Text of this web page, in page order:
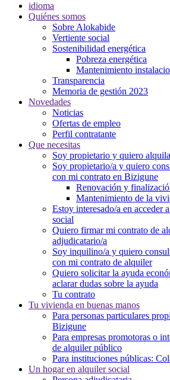
idioma
Quiénes somos
Sobre Alokabide
Vertiente social
Sostenibilidad energética
Pobreza energética
Mantenimiento
Transparencia
Memoria de gestión 2023
Novedades
Noticias
Ofertas de empleo
Perfil contratante
Que necesitas
Soy propietario y quiero
Soy propietario/a y quiero
con mi contrato en Bizigune
Renovación y
Mantenimiento de la
Estoy interesado/a en acceder
social
Quiero firmar mi contrato de
adjudicatario/a
Soy inquilino/a y quiero
con mi contrato de alquiler
Quiero solicitar la ayuda
aclarar dudas sobre la ayuda
Tu contrato
Tu vivienda en buenas manos
Para personas particulares
Bizigune
Para empresas promotoras o
de alquiler público
Para instituciones públicas:
Un hogar en alquiler social